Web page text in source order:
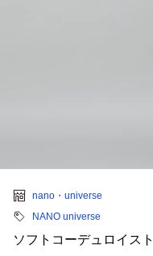
nano・universe
NANO universe
ソフトコーデュロイス